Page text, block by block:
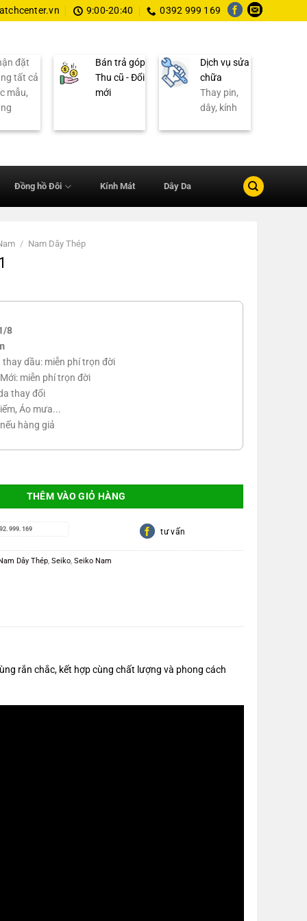
9:00-20:40 0392 999 169
đặt
tất cả
mẫu,
Bán trả góp
Thu cũ - Đổi
mới
Dịch vụ sửa
chữa
Thay pin,
dây, kính
Đồng hồ Đôi Kính Mát Dây Da
/ Nam Dây Thép
8
thay dầu: miễn phí trọn đời
miễn phí trọn đời
thay đổi
Áo mưa...
hàng giả
THÊM VÀO GIỎ HÀNG
tư vấn
Dây Thép ,Seiko ,Seiko Nam
rắn chắc, kết hợp cùng chất lượng và phong cách